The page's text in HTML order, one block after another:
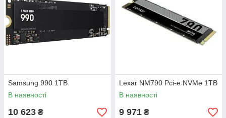
Samsung 990 1TB
В наявності
10 623 ₴
Lexar NM790 Pci-e NVMe 1TB
В наявності
9 971 ₴